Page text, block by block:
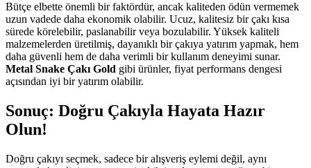
Bütçe elbette önemli bir faktördür, ancak kaliteden ödün vermemek
uzun vadede daha ekonomik olabilir. Ucuz, kalitesiz bir çakı kısa
sürede körelebilir, paslanabilir veya bozulabilir. Yüksek kaliteli
malzemelerden üretilmiş, dayanıklı bir çakıya yatırım yapmak, hem
daha güvenli hem de daha verimli bir kullanım deneyimi sunar.
Metal Snake Çakı Gold gibi ürünler, fiyat performans dengesi
açısından iyi bir yatırım olabilir.
Sonuç: Doğru Çakıyla Hayata Hazır
Olun!
Doğru çakıyı seçmek, sadece bir alışveriş eylemi değil, aynı